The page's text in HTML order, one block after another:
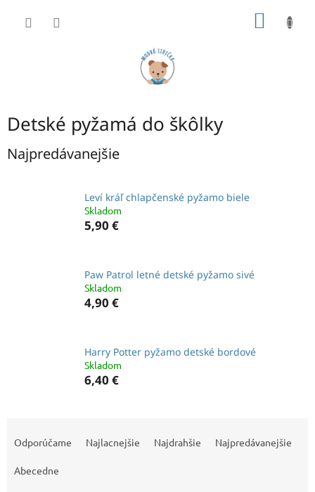
Detské pyžamá do škôlky
Najpredávanejšie
Leví kráľ chlapčenské pyžamo biele
Skladom
5,90 €
Paw Patrol letné detské pyžamo sivé
Skladom
4,90 €
Harry Potter pyžamo detské bordové
Skladom
6,40 €
Odporúčame Najlacnejšie Najdrahšie Najpredávanejšie
Abecedne